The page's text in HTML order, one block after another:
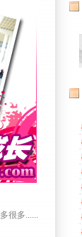
很多......